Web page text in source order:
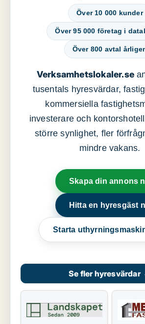
Över 10 000 kunder
Över 95 000 företag i
Över 800 avtal
Verksamhetslokaler.se
tusentals hyresvärdar,
kommersiella
investerare och
större synlighet, fler
mindre vakans.
Skapa din annons
Hitta en hyresgäst
Starta
Se fler hyresvärdar